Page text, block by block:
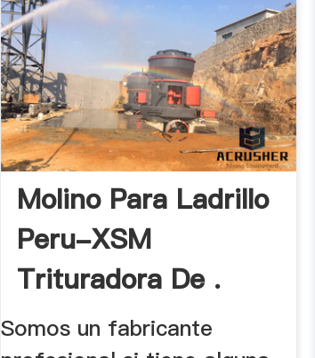
Molino Para Ladrillo
Peru-XSM
Trituradora De .
Somos un fabricante